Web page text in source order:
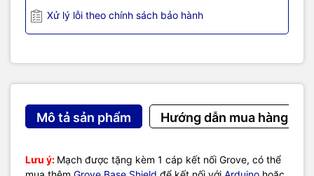
Xử lý lỗi theo chính sách bảo hành
Mô tả sản phẩm Hướng dẫn mua hàng
Lưu ý: Mạch được tặng kèm 1 cáp kết nối Grove, có thể